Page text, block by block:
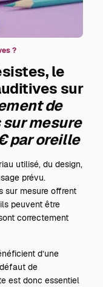
?
le
sur
de
mesure
par oreille
utilisé, du design,
prévu.
sur mesure offrent
peuvent être
correctement
d’une
de
est donc essentiel